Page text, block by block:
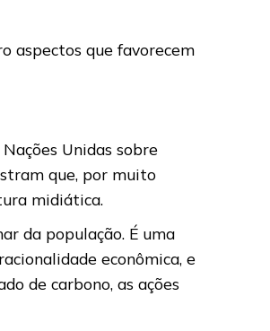
aspectos que favorecem
Unidas sobre
que, por muito
midiática.
da população. É uma
econômica, e
de carbono, as ações